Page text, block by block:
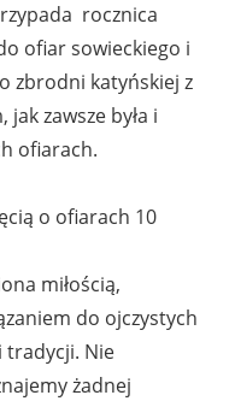
rocznica
ofiar sowieckiego i
zbrodni katyńskiej z
zawsze była i
ofiarach.
o ofiarach 10
miłością,
do ojczystych
tradycji. Nie
żadnej